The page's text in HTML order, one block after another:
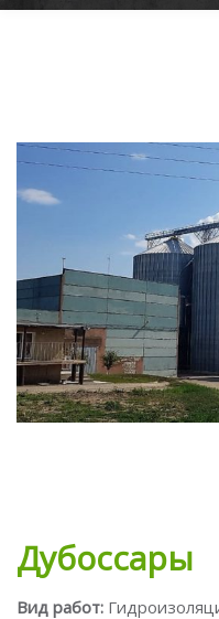
Дубоссары
Вид работ: